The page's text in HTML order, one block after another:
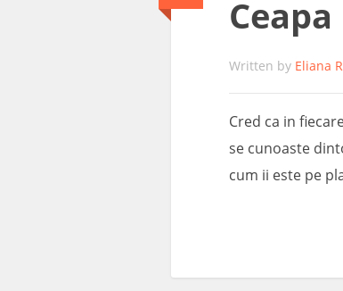
Written by Eliana
Cred ca in
se cunoaste
cum ii este pe